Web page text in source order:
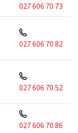
027 606 70 73
027 606 70 82
027 606 70 52
027 606 70 86